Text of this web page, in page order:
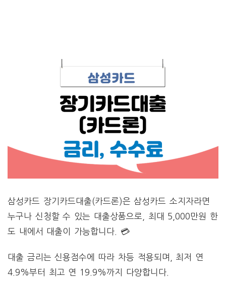
삼성카드 장기카드대출(카드론)은 삼성카드 소지자라면
누구나 신청할 수 있는 대출상품으로, 최대 5,000만원 한
도 내에서 대출이 가능합니다. 💳
대출 금리는 신용점수에 따라 차등 적용되며, 최저 연
4.9%부터 최고 연 19.9%까지 다양합니다.